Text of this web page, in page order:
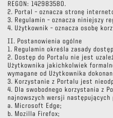
REGON: 142983580.
2. Portal – oznacza stronę
3. Regulamin – oznacza niniejszy
4. Użytkownik – oznacza osobę
II. Postanowienia ogólne
1. Regulamin określa zasady
2. Dostęp do Portalu nie jest
Użytkownika jakichkolwiek
wymagane od Użytkownika
3. Korzystanie z Portalu jest
4. Dla swobodnego korzystania z
najnowszych wersji następujących
a. Microsoft Edge;
b. Mozilla Firefox;